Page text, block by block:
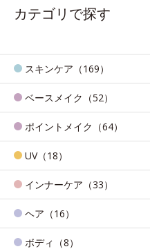
カテゴリで探す
スキンケア（169）
ベースメイク（52）
ポイントメイク（64）
UV（18）
インナーケア（33）
ヘア（16）
ボディ（8）